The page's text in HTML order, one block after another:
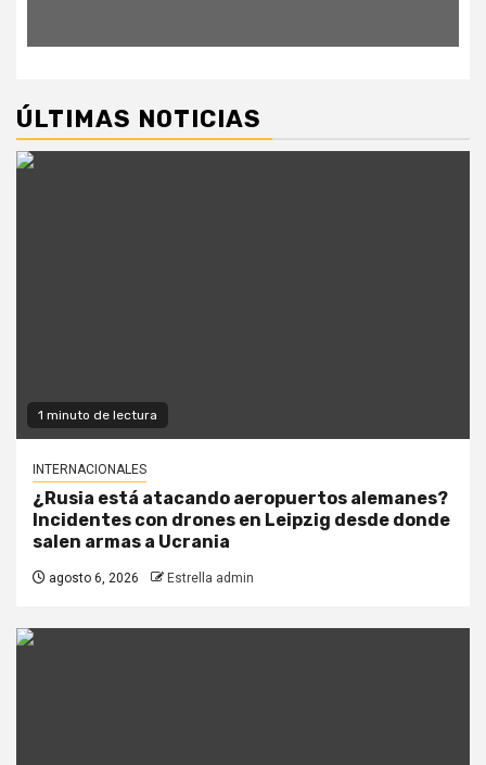
ÚLTIMAS NOTICIAS
1 minuto de lectura
INTERNACIONALES
¿Rusia está atacando aeropuertos alemanes?
Incidentes con drones en Leipzig desde donde
salen armas a Ucrania
agosto 6, 2026 Estrella admin